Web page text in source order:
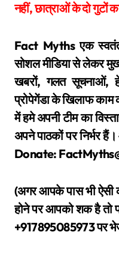
नहीं, छात्राओं के दो गुटों
Fact Myths एक
सोशल मीडिया से लेकर
खबरों, गलत सूचनाओं,
प्रोपेगेंडा के खिलाफ काम
में हमे अपनी टीम का
अपने पाठकों पर निर्भर
Donate:
(अगर आपके पास भी ऐसी
होने पर आपको शक है तो
+917895085973 पर